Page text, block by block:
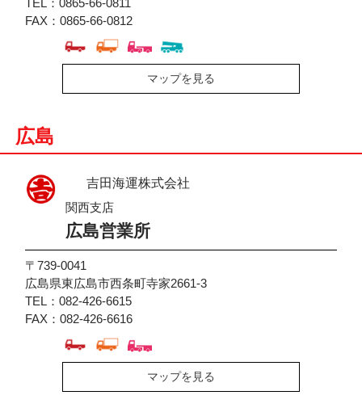
FAX：0865-66-0812
マップを見る
広島
吉田海運株式会社
関西支店
広島営業所
〒739-0041
広島県東広島市西条町寺家2661-3
TEL：082-426-6615
FAX：082-426-6616
マップを見る